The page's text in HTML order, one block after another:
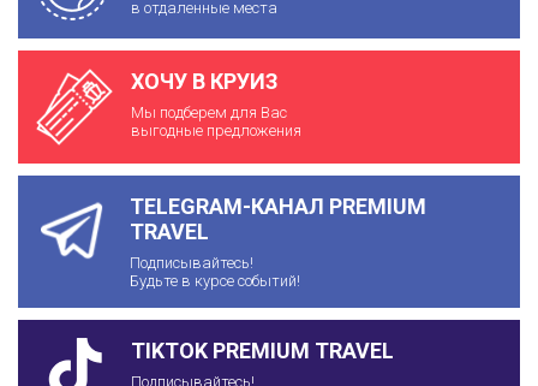
в отдаленные места
ХОЧУ В КРУИЗ
Мы подберем для Вас
выгодные предложения
TELEGRAM-КАНАЛ PREMIUM
TRAVEL
Подписывайтесь!
Будьте в курсе событий!
TIKTOK PREMIUM TRAVEL
Подписывайтесь!